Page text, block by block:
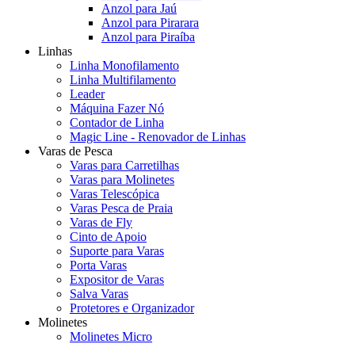
Anzol para Jaú
Anzol para Pirarara
Anzol para Piraíba
Linhas
Linha Monofilamento
Linha Multifilamento
Leader
Máquina Fazer Nó
Contador de Linha
Magic Line - Renovador de Linhas
Varas de Pesca
Varas para Carretilhas
Varas para Molinetes
Varas Telescópica
Varas Pesca de Praia
Varas de Fly
Cinto de Apoio
Suporte para Varas
Porta Varas
Expositor de Varas
Salva Varas
Protetores e Organizador
Molinetes
Molinetes Micro